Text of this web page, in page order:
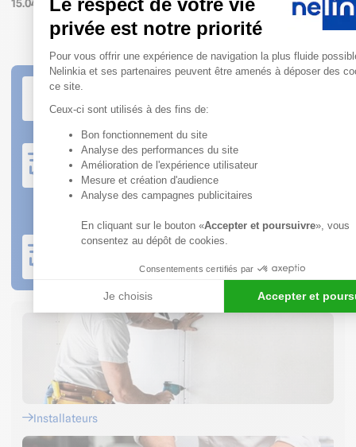
15.04.2020
Service client à votre écoute
vendredi de 08h30 à 12h et de 13h30 à 18h
Expédition rapide
Produits en stock : commande expédiée sous 2 jours
ouvrés
Commande sur production : se référer au bon de
Livraison sur votre chantier
Installateurs
Le respect de votre vie
privée est notre priorité
Plateforme de Gestion du
Pour vous offrir une expérience de navigation la plus fluide
Nelinkia et ses partenaires peuvent être amenés à déposer des
ce site.
Ceux-ci sont utilisés à des fins de:
Bon fonctionnement du site
Analyse des performances du site
Amélioration de l'expérience utilisateur
Mesure et création d'audience
Analyse des campagnes publicitaires
En cliquant sur le bouton «Accepter et poursuivre», vous
consentez au dépôt de cookies.
Consentements certifiés par
Je choisis Accepter et
Axeptio consent